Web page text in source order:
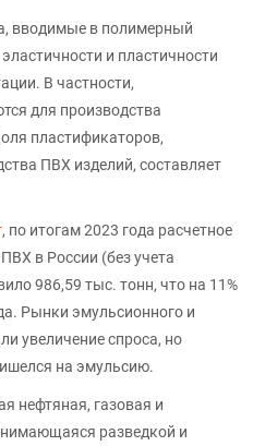
вводимые в полимерный
и пластичности
В частности,
для производства
пластификаторов,
ПВХ изделий, составляет
, по итогам 2023 года расчетное
в России (без учета
986,59 тыс. тонн, что на 11%
Рынки эмульсионного и
увеличение спроса, но
на эмульсию.
нефтяная, газовая и
разведкой и